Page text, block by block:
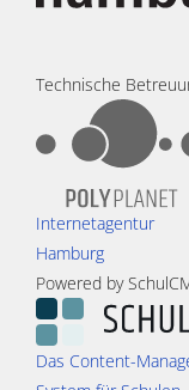
Technische
Internetagentur
Hamburg
Powered by
Das Content-